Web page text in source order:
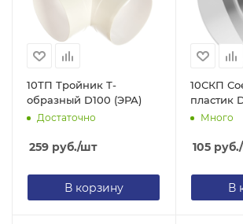
10ТП Тройник Т-
образный D100 (ЭРА)
Достаточно
259 руб./шт
В корзину
10СКП
пластик
Много
105 руб.
В